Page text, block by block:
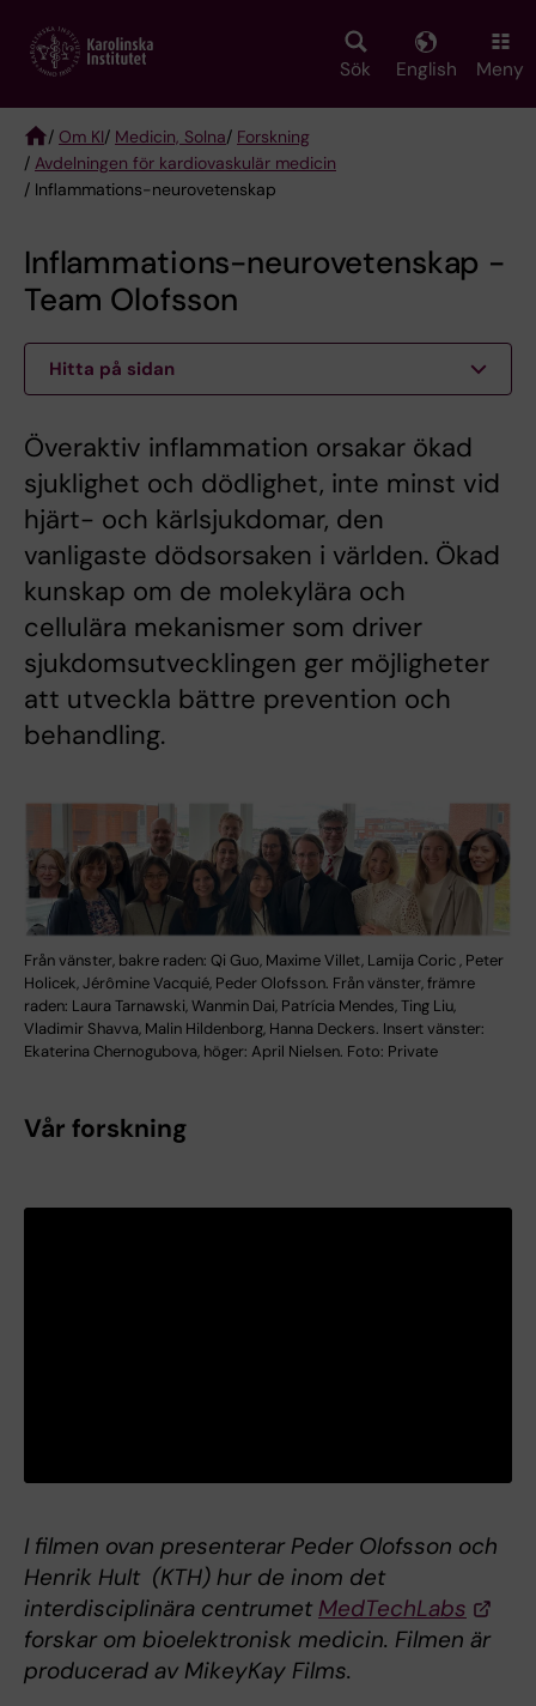
main
Sök English Meny
Breadcrumb
/ Om KI/ Medicin, Solna/ Forskning
/ Avdelningen för kardiovaskulär medicin
/ Inflammations-neurovetenskap
Inflammations-neurovetenskap -
Team Olofsson
Hitta på sidan
Överaktiv inflammation orsakar ökad
sjuklighet och dödlighet, inte minst vid
hjärt- och kärlsjukdomar, den
vanligaste dödsorsaken i världen. Ökad
kunskap om de molekylära och
cellulära mekanismer som driver
sjukdomsutvecklingen ger möjligheter
att utveckla bättre prevention och
behandling.
Från vänster, bakre raden: Qi Guo, Maxime Villet, Lamija Coric , Peter
Holicek, Jérômine Vacquié, Peder Olofsson. Från vänster, främre
raden: Laura Tarnawski, Wanmin Dai, Patrícia Mendes, Ting Liu,
Vladimir Shavva, Malin Hildenborg, Hanna Deckers. Insert vänster:
Ekaterina Chernogubova, höger: April Nielsen. Foto: Private
Vår forskning
I filmen ovan presenterar Peder Olofsson och
Henrik Hult (KTH) hur de inom det
interdisciplinära centrumet MedTechLabs
forskar om bioelektronisk medicin. Filmen är
producerad av MikeyKay Films.